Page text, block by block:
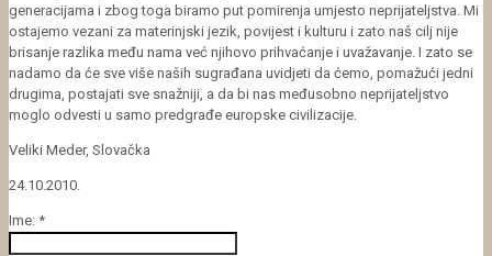
generacijama i zbog toga biramo put pomirenja umjesto neprijateljstva. Mi
ostajemo vezani za materinjski jezik, povijest i kulturu i zato naš cilj nije
brisanje razlika među nama već njihovo prihvaćanje i uvažavanje. I zato se
nadamo da će sve više naših sugrađana uvidjeti da ćemo, pomažući jedni
drugima, postajati sve snažniji, a da bi nas međusobno neprijateljstvo
moglo odvesti u samo predgrađe europske civilizacije.
Veliki Meder, Slovačka
24.10.2010.
Ime: *